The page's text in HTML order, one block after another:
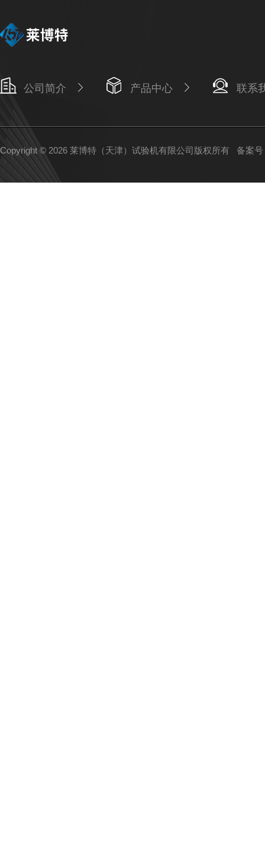
公司简介 产品中心 联系
Copyright © 2026 莱博特（天津）试验机有限公司版权所有 备案号